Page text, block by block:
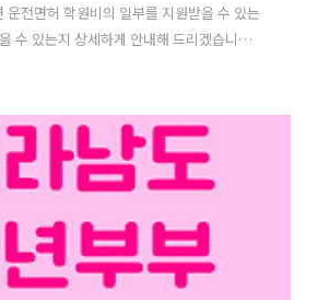
운전면허 학원비의 일부를 지원받을 수 있는
수 있는지 상세하게 안내해 드리겠습니
사업이란?홍천군 만 20세 이하 운전면허 학
지원하는 사업입니다. 해당 지원 사업은
금)까지 수시로 신청할 수 있으나 예산 소진 시
청 대상이 된다면 최대한 빠르게 신청하셔야
취득일* 기준 만 18세 이상 만 20세 이하인
급일주소공고일 기준 홍천군에 3년 이상..